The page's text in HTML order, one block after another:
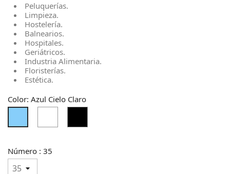
Peluquerías.
Limpieza.
Hostelería.
Balnearios.
Hospitales.
Geriátricos.
Industria Alimentaria.
Floristerías.
Estética.
Color: Azul Cielo Claro
Claro
Número : 35